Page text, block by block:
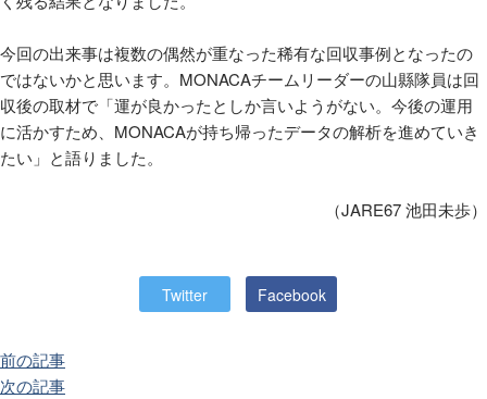
今回の出来事は複数の偶然が重なった稀有な回収事例となったの
ではないかと思います。MONACAチームリーダーの山縣隊員は回
収後の取材で「運が良かったとしか言いようがない。今後の運用
に活かすため、MONACAが持ち帰ったデータの解析を進めていき
たい」と語りました。
（JARE67 池田未歩）
Twitter Facebook
前の記事
次の記事